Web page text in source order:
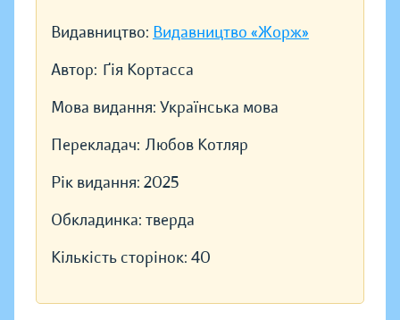
Видавництво: Видавництво «Жорж»
Автор: Ґія Кортасса
Мова видання: Українська мова
Перекладач: Любов Котляр
Рік видання: 2025
Обкладинка: тверда
Кількість сторінок: 40